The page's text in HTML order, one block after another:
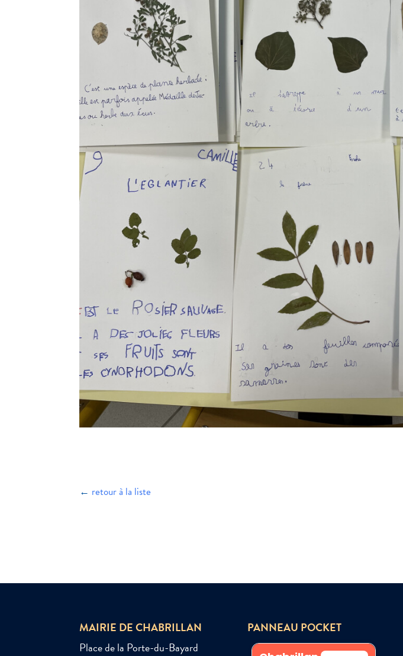
← retour à la liste
MAIRIE DE CHABRILLAN
Place de la Porte-du-Bayard
PANNEAU POCKET